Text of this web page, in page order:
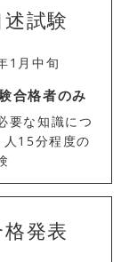
述試験
1月中旬
合格者のみ
要な知識につ
人15分程度の
発表